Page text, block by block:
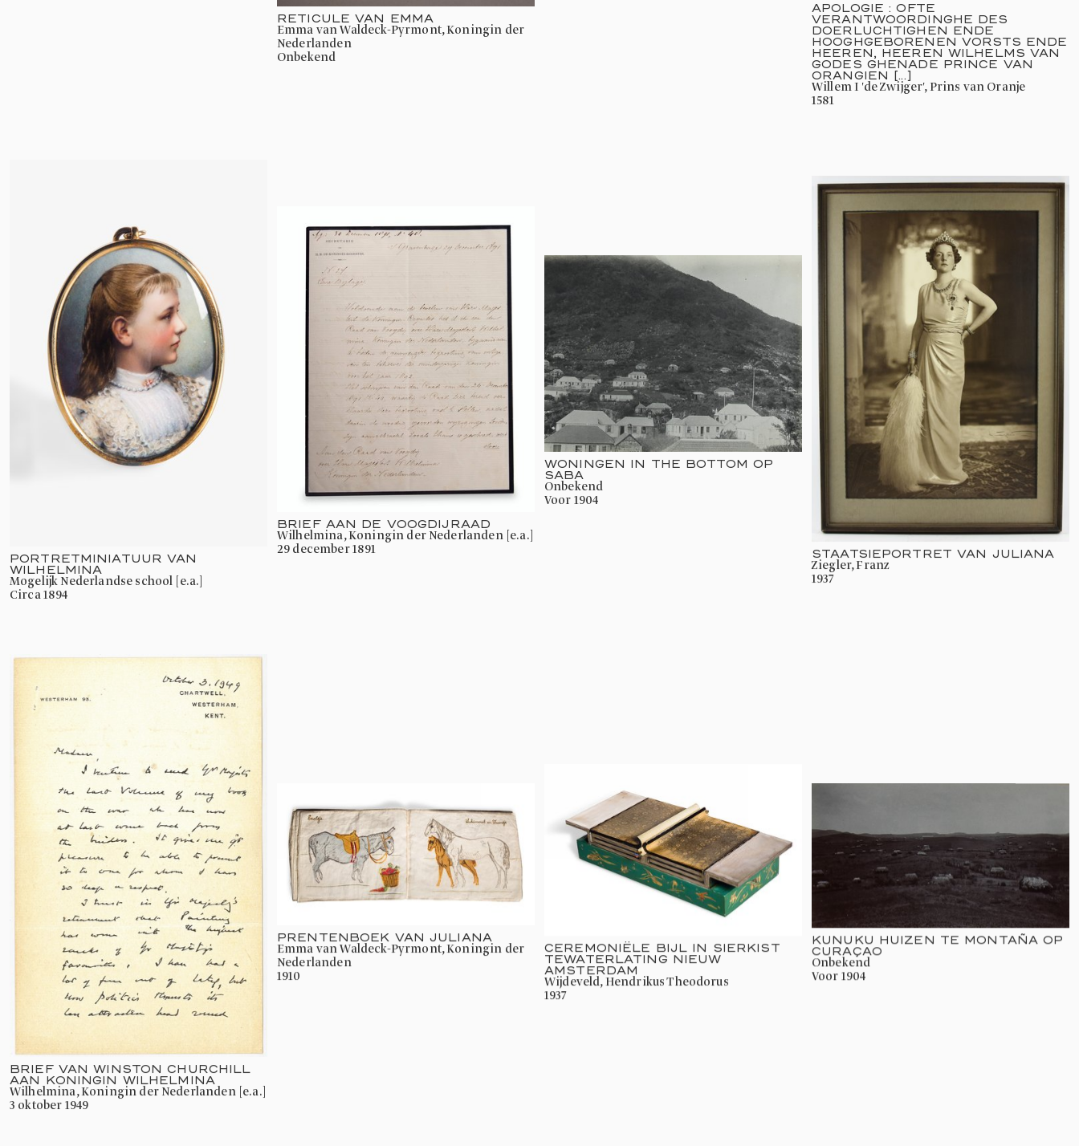
RETICULE VAN EMMA
Emma van Waldeck-Pyrmont, Koningin der
Nederlanden
onbekend
APOLOGIE : OFTE
VERANTWOORDINGHE DES
DOERLUCHTIGHEN ENDE
HOOGHGEBORENEN VORSTS ENDE
HEEREN, HEEREN WILHELMS VAN
GODES GHENADE PRINCE VAN
ORANGIEN [...]
Willem I 'de Zwijger', Prins van Oranje
1581
PORTRETMINIATUUR VAN
WILHELMINA
mogelijk Nederlandse school [e.a.]
circa 1894
BRIEF AAN DE VOOGDIJRAAD
Wilhelmina, Koningin der Nederlanden [e.a.]
29 december 1891
WONINGEN IN THE BOTTOM OP
SABA
onbekend
voor 1904
STAATSIEPORTRET VAN JULIANA
Ziegler, Franz
1937
BRIEF VAN WINSTON CHURCHILL
AAN KONINGIN WILHELMINA
Wilhelmina, Koningin der Nederlanden [e.a.]
3 oktober 1949
PRENTENBOEK VAN JULIANA
Emma van Waldeck-Pyrmont, Koningin der
Nederlanden
1910
CEREMONIËLE BIJL IN SIERKIST
TEWATERLATING NIEUW
AMSTERDAM
Wijdeveld, Hendrikus Theodorus
1937
KUNUKU HUIZEN TE MONTAÑA OP
CURAÇAO
onbekend
voor 1904